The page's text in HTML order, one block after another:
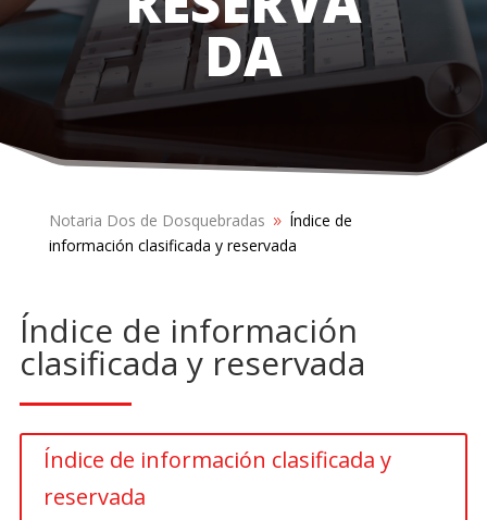
DA
Notaria Dos de Dosquebradas 9 Índice de
información clasificada y reservada
Índice de información
clasificada y reservada
Índice de información clasificada y
reservada